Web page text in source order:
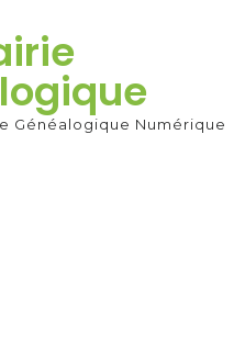
Généalogique Numérique